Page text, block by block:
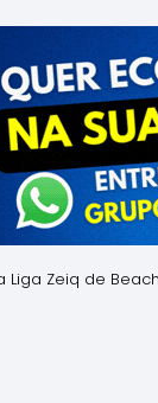
Zeiq de